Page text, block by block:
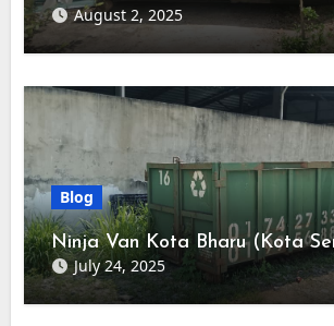
August 2, 2025
Blog
Ninja Van Kota Bharu (Kota
July 24, 2025